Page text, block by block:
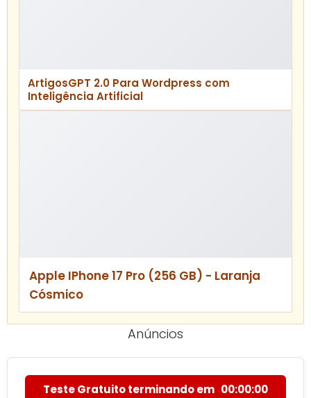
ArtigosGPT 2.0 Para Wordpress com
Inteligência Artificial
Apple IPhone 17 Pro (256 GB) - Laranja
Cósmico
Anúncios
Teste Gratuito terminando em 00:00:00